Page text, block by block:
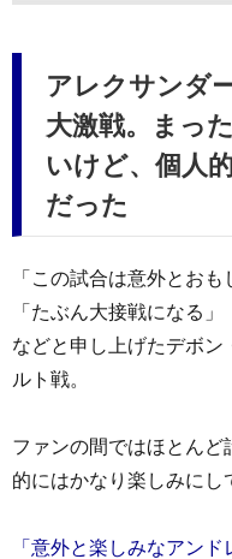
アレクサンダ
大激戦。まっ
いけど、個人
だった
「この試合は意外とおも
「たぶん大接戦になる」
などと申し上げたデボ
ルト戦。
ファンの間ではほとんど
的にはかなり楽しみにし
「意外と楽しみなアン